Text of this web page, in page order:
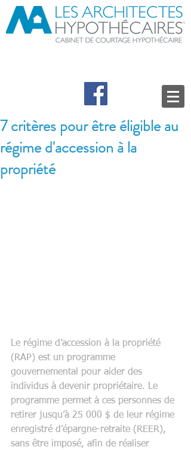
7 critères pour être éligible au
régime d'accession à la
propriété
Le régime d’accession à la propriété
(RAP) est un programme
gouvernemental pour aider des
individus à devenir propriétaire. Le
programme permet à ces personnes de
retirer jusqu’à 25 000 $ de leur régime
enregistré d’épargne-retraite (REER),
sans être imposé, afin de réaliser